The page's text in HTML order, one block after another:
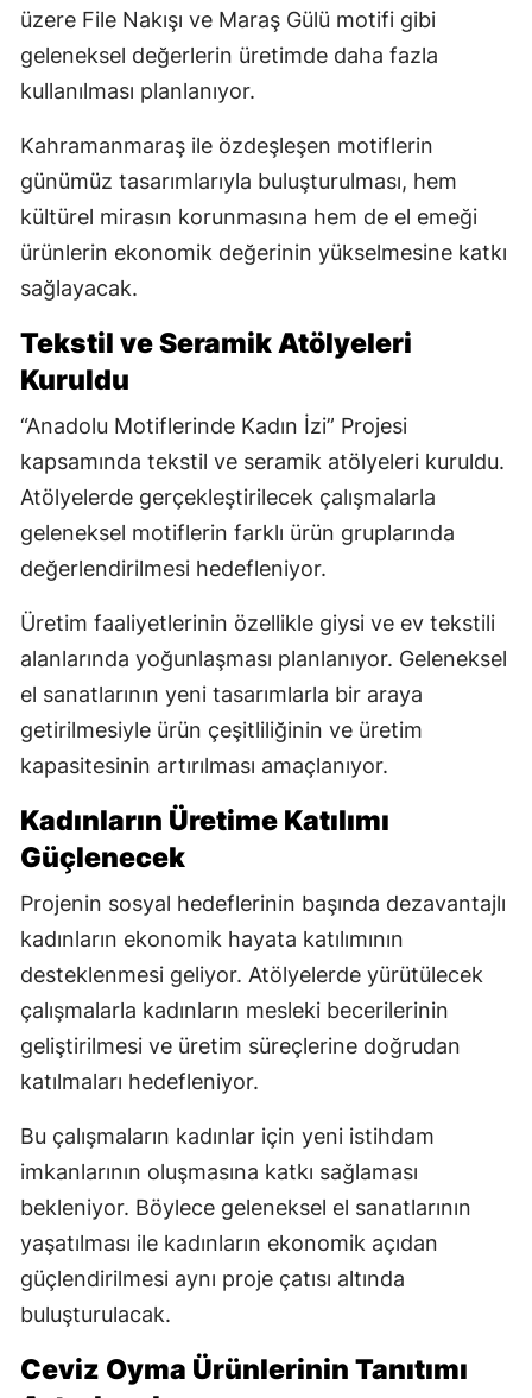
üzere File Nakışı ve Maraş Gülü motifi gibi
geleneksel değerlerin üretimde daha fazla
kullanılması planlanıyor.
Kahramanmaraş ile özdeşleşen motiflerin
günümüz tasarımlarıyla buluşturulması, hem
kültürel mirasın korunmasına hem de el emeği
ürünlerin ekonomik değerinin yükselmesine katkı
sağlayacak.
Tekstil ve Seramik Atölyeleri
Kuruldu
“Anadolu Motiflerinde Kadın İzi” Projesi
kapsamında tekstil ve seramik atölyeleri kuruldu.
Atölyelerde gerçekleştirilecek çalışmalarla
geleneksel motiflerin farklı ürün gruplarında
değerlendirilmesi hedefleniyor.
Üretim faaliyetlerinin özellikle giysi ve ev tekstili
alanlarında yoğunlaşması planlanıyor. Geleneksel
el sanatlarının yeni tasarımlarla bir araya
getirilmesiyle ürün çeşitliliğinin ve üretim
kapasitesinin artırılması amaçlanıyor.
Kadınların Üretime Katılımı
Güçlenecek
Projenin sosyal hedeflerinin başında dezavantajlı
kadınların ekonomik hayata katılımının
desteklenmesi geliyor. Atölyelerde yürütülecek
çalışmalarla kadınların mesleki becerilerinin
geliştirilmesi ve üretim süreçlerine doğrudan
katılmaları hedefleniyor.
Bu çalışmaların kadınlar için yeni istihdam
imkanlarının oluşmasına katkı sağlaması
bekleniyor. Böylece geleneksel el sanatlarının
yaşatılması ile kadınların ekonomik açıdan
güçlendirilmesi aynı proje çatısı altında
buluşturulacak.
Ceviz Oyma Ürünlerinin Tanıtımı